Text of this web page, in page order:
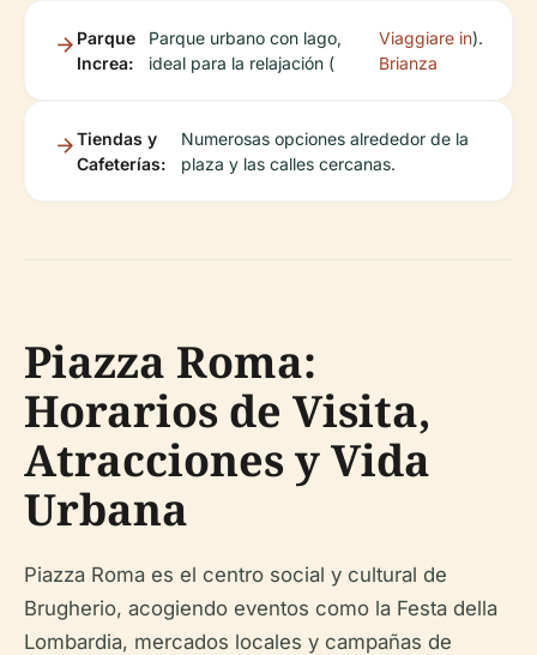
Parque
Increa:
Parque urbano con lago,
ideal para la relajación (
Viaggiare in
Brianza
).
Tiendas y
Cafeterías:
Numerosas opciones alrededor de la
plaza y las calles cercanas.
Piazza Roma:
Horarios de Visita,
Atracciones y Vida
Urbana
Piazza Roma es el centro social y cultural de
Brugherio, acogiendo eventos como la Festa della
Lombardia, mercados locales y campañas de